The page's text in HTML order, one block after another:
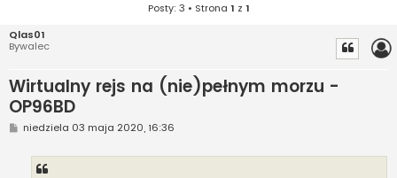
Posty: 3 • Strona 1 z 1
Qlas01
Bywalec
Wirtualny rejs na (nie)pełnym morzu -
OP96BD
Pniedziela 03 maja 2020, 16:36